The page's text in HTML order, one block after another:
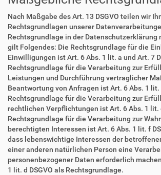
Nach Maßgabe des Art. 13 DSGVO teilen wir
Rechtsgrundlagen unserer
Rechtsgrundlage in der Datenschutzerklärung
gilt Folgendes: Die Rechtsgrundlage für die
Einwilligungen ist Art. 6 Abs. 1 lit. a und Art. 7
Rechtsgrundlage für die Verarbeitung zur
Leistungen und Durchführung vertraglicher
Beantwortung von Anfragen ist Art. 6 Abs. 1 lit.
Rechtsgrundlage für die Verarbeitung zur
rechtlichen Verpflichtungen ist Art. 6 Abs. 1 lit.
Rechtsgrundlage für die Verarbeitung zur
berechtigten Interessen ist Art. 6 Abs. 1 lit. f
dass lebenswichtige Interessen der
einer anderen natürlichen Person eine
personenbezogener Daten erforderlich
1 lit. d DSGVO als Rechtsgrundlage.